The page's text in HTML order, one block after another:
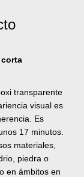
transparente
visual es
Es
17 minutos.
materiales,
piedra o
en ámbitos en